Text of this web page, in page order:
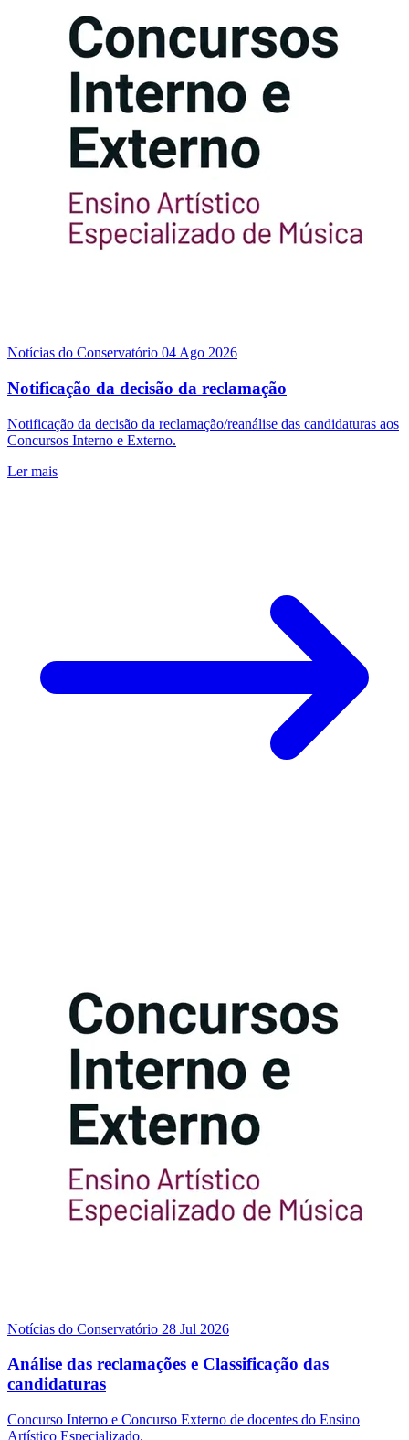
Notícias do Conservatório 04 Ago 2026
Notificação da decisão da reclamação
Notificação da decisão da reclamação/reanálise das candidaturas aos
Concursos Interno e Externo.
Ler mais
Notícias do Conservatório 28 Jul 2026
Análise das reclamações e Classificação das
candidaturas
Concurso Interno e Concurso Externo de docentes do Ensino
Artístico Especializado.